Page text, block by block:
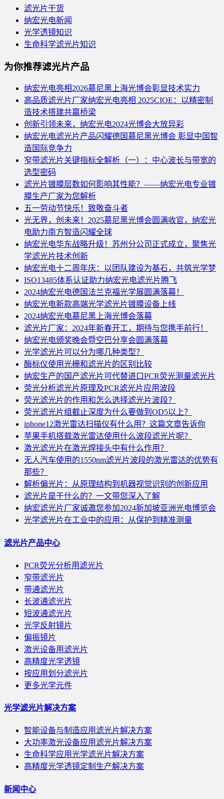
滤光片干货
纳宏光电新闻
光学透镜知识
生命科学滤光片知识
为你推荐滤光片产品
纳宏光电亮相2026慕尼黑上海光博会彰显技术实力
高品质滤光片厂家纳宏光电亮相 2025CIOE：以精密制
造技术搭建共赢桥梁
创新引领未来，纳宏光电2024光博会大放异彩
纳宏光电滤光片产品闪耀德国慕尼黑光博会 彰显中国智
造国际竞争力
窄带滤光片关键指标全解析（一）：中心波长与带宽的
选型密码
滤光片镀膜层数如何影响其性能？——纳宏光电专业镀
膜生产厂家为您解析
五一劳动节快乐！致敬奋斗者
光无界，创未来！2025慕尼黑光博会圆满收官，纳宏光
电助力南方智造闪耀全球
纳宏光电华东战略升级！苏州分公司正式成立，聚焦光
学滤光片技术创新
纳宏光电十二周年庆：以团队建设为基石，共筑光学梦
ISO13485体系认证助力纳宏光电滤光片腾飞
2024纳宏光电德国法兰克福光学展圆满落幕！
纳宏光电新款高端光学滤光片镀膜设备上线
2024纳宏光电慕尼黑上海光博会落幕
滤光片厂家：2024年新春开工，期待与您携手前行！
纳宏光电颁奖晚会暨空巴分享会圆满落幕
光学滤光片可以分为哪几种类型？
酶标仪使用光栅和滤光片的区别比较
纳宏生产的国产滤光片可代替进口PCR荧光测量滤光片
荧光分析滤光片原理及PCR滤光片应用波段
荧光滤光片的作用和怎么选择滤光片波段？
荧光滤光片组截止深度为什么要做到OD5以上？
iphone12激光雷达扫描仪有什么用？这篇文章告诉你
苹果手机搭载激光雷达使用什么波段滤光片呢？
激光滤光片在激光焊接头中有什么作用？
无人汽车使用的1550nm滤光片波段的激光雷达的优势有
那些？
解析偏光片：从原理结构到机器视觉识别的创新应用
滤光片是干什么的？一文带您深入了解
纳宏滤光片厂家诚邀您参加2024新加坡亚洲光电博览会
光学滤光片在工业中的应用：从保护到精准测量
滤光片产品中心
PCR荧光分析用滤光片
窄带滤光片
带通滤光片
长波通滤光片
短波通滤光片
光学反射镜片
偏振镜片
激光设备用滤光片
高精度光学透镜
按应用划分滤光片
更多光学元件
光学滤光片解决方案
智能设备与制造应用滤光片解决方案
大功率激光设备应用滤光片解决方案
生命科学应用光学滤光片解决方案
高精度光学透镜定制生产解决方案
新闻中心